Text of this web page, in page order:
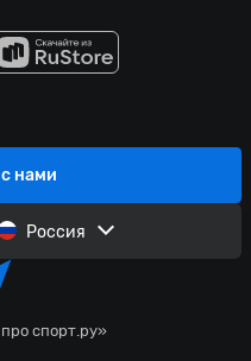
спорт.ру»
нами
Россия